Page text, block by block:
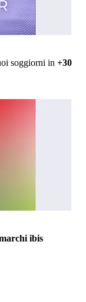
soggiorni in +30
ibis